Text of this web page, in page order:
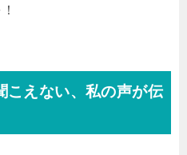
こえない、私の声が伝